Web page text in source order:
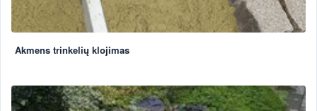
Akmens trinkelių klojimas